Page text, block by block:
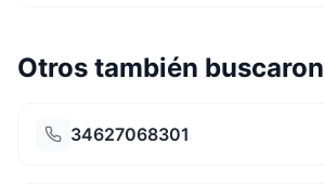
Otros también buscaron
34627068301